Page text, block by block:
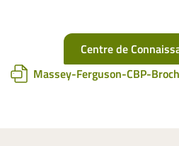
Centre de
Massey-Ferguson-CBP-